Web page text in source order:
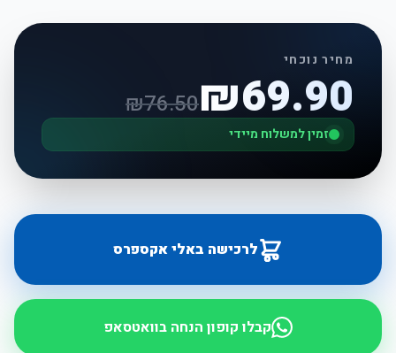
מחיר נוכחי
₪69.90
₪76.50
זמין למשלוח מיידי
לרכישה באלי אקספרס
קבלו קופון הנחה בוואטסאפ